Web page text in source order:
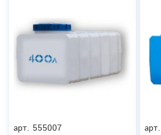
арт. 555007
арт.